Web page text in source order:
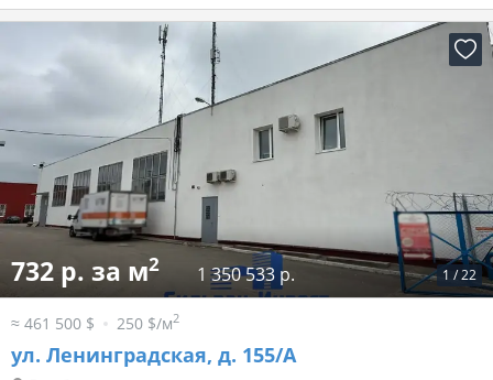
1 /22
732 р. за м2 1 350 533 р.
≈ 461 500 $ 250 $/м2
ул. Ленинградская, д. 155/А